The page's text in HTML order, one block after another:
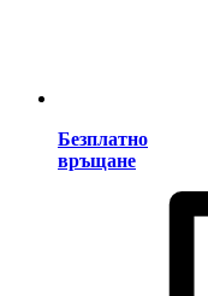
Безплатно
връщане